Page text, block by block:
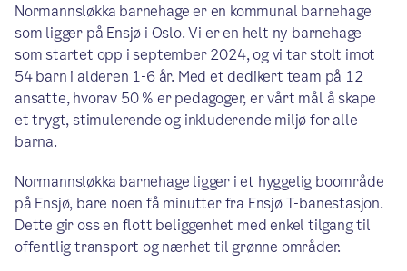
Normannsløkka barnehage er en kommunal barnehage
som ligger på Ensjø i Oslo. Vi er en helt ny barnehage
som startet opp i september 2024, og vi tar stolt imot
54 barn i alderen 1-6 år. Med et dedikert team på 12
ansatte, hvorav 50 % er pedagoger, er vårt mål å skape
et trygt, stimulerende og inkluderende miljø for alle
barna.
Normannsløkka barnehage ligger i et hyggelig boområde
på Ensjø, bare noen få minutter fra Ensjø T-banestasjon.
Dette gir oss en flott beliggenhet med enkel tilgang til
offentlig transport og nærhet til grønne områder.